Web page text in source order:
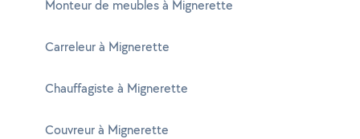
Monteur de meubles à Mignerette
Carreleur à Mignerette
Chauffagiste à Mignerette
Couvreur à Mignerette